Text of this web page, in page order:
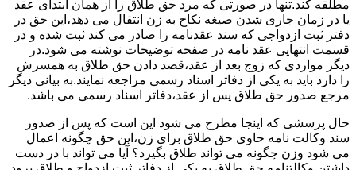
مطلقه کند.تنها در صورتی که مرد حق طلاق را از همان ابتدای عقد
یا در زمان جاری شدن صیغه نکاح به زن انتقال می دهد،این حق در
دفتر ثبت ازدواجی که سند عقدنامه را صادر می کند ثبت شده و در
قسمت انتهایی عقد نامه در صفحه توضیحات نوشته می شود.در
دیگر مواردی که زوج بعد از عقد،قصد دادن حق طلاق به همسرش
را دارد باید به یکی از دفاتر اسناد رسمی مراجعه نمایند.به بیانی دیگر
مرجع صدور حق طلاق پس از عقد،دفاتر اسناد رسمی می باشد.
حال پرسشی که اینجا مطرح می شود این است که پس از صدور
سند وکالت نامه حاوی حق طلاق برای زن،این حق چگونه اعمال
می شود وزن چگونه می تواند طلاق بگیرد؟ آیا می تواند با در دست